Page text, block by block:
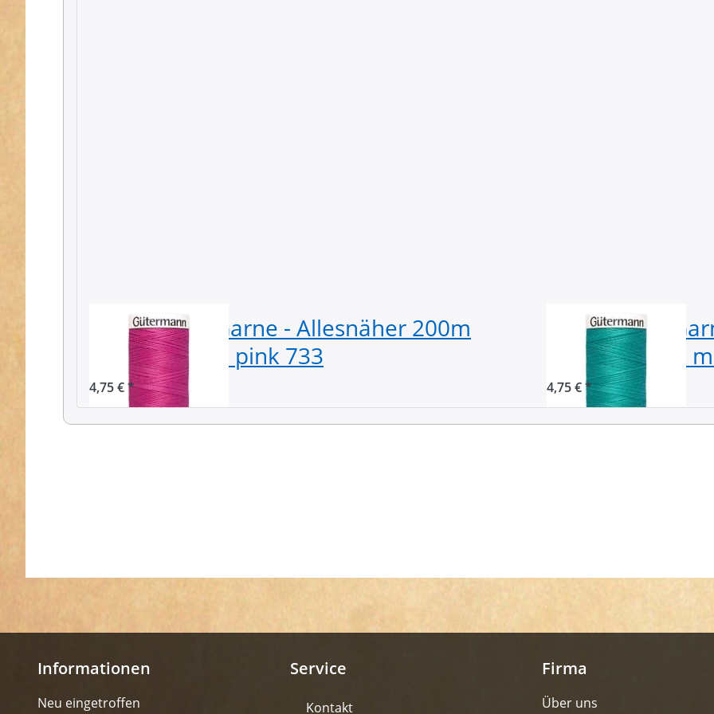
Waschbar bei 95 Grad, Trockner geeignet, Bügelbar auf Stufe 3
Der Preis gilt jeweils für 1 Spule á 200m
Gütermann Garne - Allesnäher 200m
Spule - Farbe: pink 733
4,75 € *
Gütermann
Spule - Farbe:
4,75 € *
Informationen
Neu eingetroffen
Service
Kontakt
Firma
Über uns